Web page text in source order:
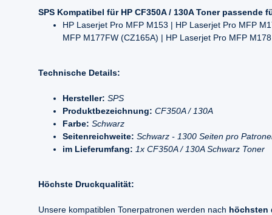
SPS Kompatibel für HP CF350A / 130A Toner passende
HP Laserjet Pro MFP M153 | HP Laserjet Pro MFP
MFP M177FW (CZ165A) | HP Laserjet Pro MFP M178
Technische Details:
Hersteller: SPS
Produktbezeichnung: CF350A / 130A
Farbe: Schwarz
Seitenreichweite: Schwarz - 1300 Seiten pro
im Lieferumfang: 1x CF350A / 130A Schwarz Toner
Höchste Druckqualität:
Unsere kompatiblen Tonerpatronen werden nach höchsten